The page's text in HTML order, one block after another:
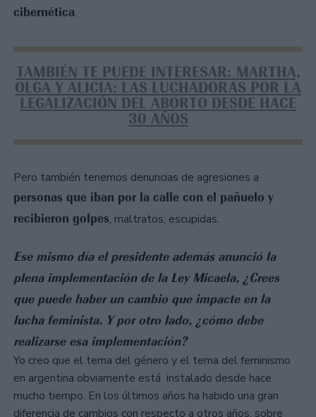
cibernética.
TAMBIÉN TE PUEDE INTERESAR: MARTHA,
OLGA Y ALICIA: LAS LUCHADORAS POR LA
LEGALIZACIÓN DEL ABORTO DESDE HACE
30 AÑOS
Pero también tenemos denuncias de agresiones a
personas que iban por la calle con el pañuelo y
recibieron golpes, maltratos, escupidas.
Ese mismo día el presidente además anunció la
plena implementación de la Ley Micaela, ¿Crees
que puede haber un cambio que impacte en la
lucha feminista. Y por otro lado, ¿cómo debe
realizarse esa implementación?
Yo creo que el tema del género y el tema del feminismo
en argentina obviamente está instalado desde hace
mucho tiempo. En los últimos años ha habido una gran
diferencia de cambios con respecto a otros años, sobre